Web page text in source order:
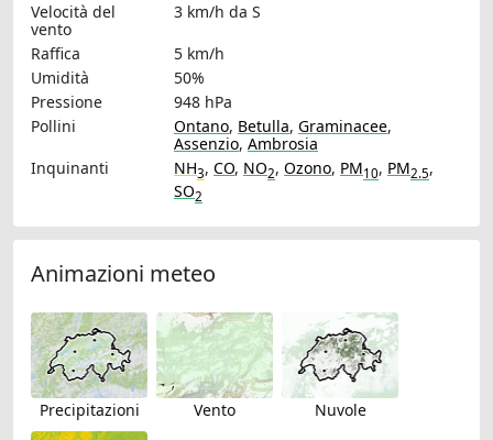
Velocità del
vento
3 km/h da S
Raffica
5 km/h
Umidità
50%
Pressione
948 hPa
Pollini
Ontano, Betulla, Graminacee,
Assenzio, Ambrosia
Inquinanti
NH3, CO, NO2, Ozono, PM10, PM2.5,
SO2
Animazioni meteo
Precipitazioni Vento Nuvole